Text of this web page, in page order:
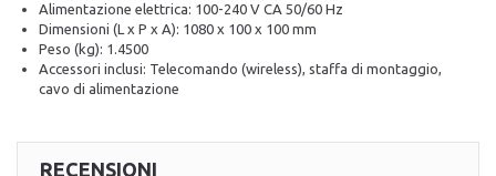
Alimentazione elettrica: 100-240 V CA 50/60 Hz
Dimensioni (L x P x A): 1080 x 100 x 100 mm
Peso (kg): 1.4500
Accessori inclusi: Telecomando (wireless), staffa di montaggio,
cavo di alimentazione
RECENSIONI